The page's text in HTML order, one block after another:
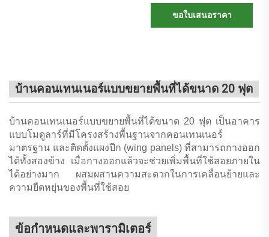
ขอใบเสนอราคา
บ้านคอนเทนเนอร์แบบขยายพื้นที่ได้ขนาด 20 ฟุต
บ้านคอนเทนเนอร์แบบขยายพื้นที่ได้ขนาด 20 ฟุต เป็นอาคาร
แบบโมดูลาร์ที่มีโครงสร้างพื้นฐานจากคอนเทนเนอร์
มาตรฐาน และติดตั้งแผงปีก (wing panels) ที่สามารถกางออก
ได้ทั้งสองข้าง เมื่อกางออกแล้วจะช่วยเพิ่มพื้นที่ใช้สอยภายใน
ได้อย่างมาก ผสมผสานความสะดวกในการเคลื่อนย้ายและ
ความยืดหยุ่นของพื้นที่ใช้สอย
ข้อกำหนดและพารามิเตอร์